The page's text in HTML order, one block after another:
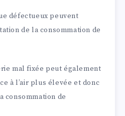
défectueux peuvent
de la consommation de
mal fixée peut également
à l’air plus élevée et donc
consommation de